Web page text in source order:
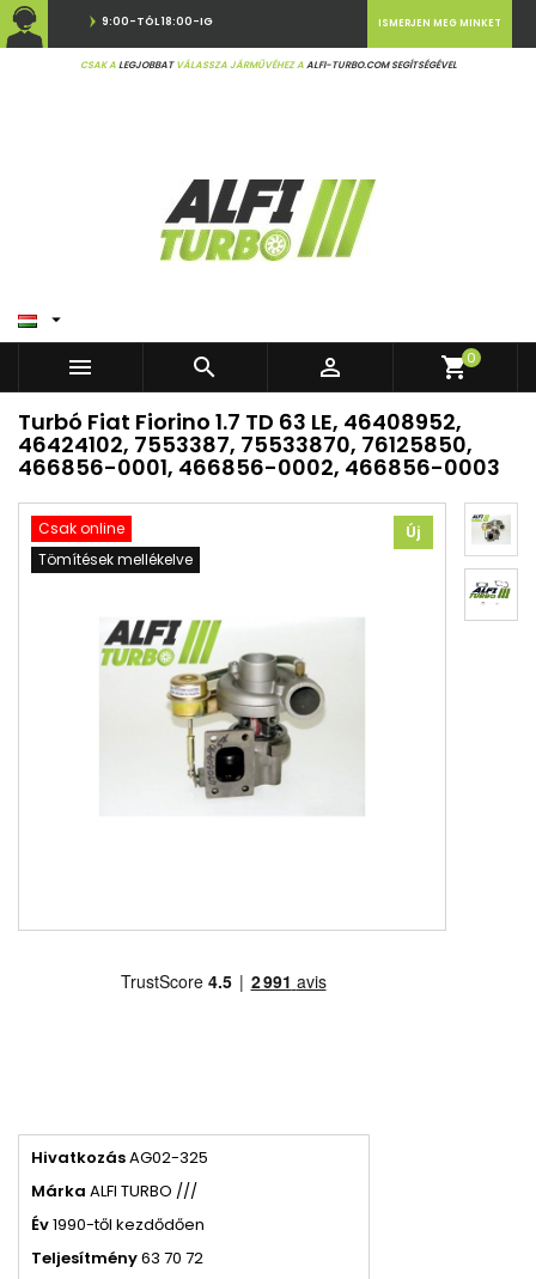
9:00-TÓL 18:00-IG
CSAK ALEGJOBBATVÁLASSZA JÁRMŰVÉHEZ AALFI-TURBO.COM SEGÍTSÉGÉVEL
ISMERJEN MEG MINKET

   shopping_cart0
Turbó Fiat Fiorino 1.7 TD 63 LE, 46408952,
46424102, 7553387, 75533870, 76125850,
466856-0001, 466856-0002, 466856-0003
Csak online
Tömítések mellékelve
Új
HivatkozásAG02-325
Márka ALFI TURBO ///
Év1990-től kezdődően
Teljesítmény63 70 72